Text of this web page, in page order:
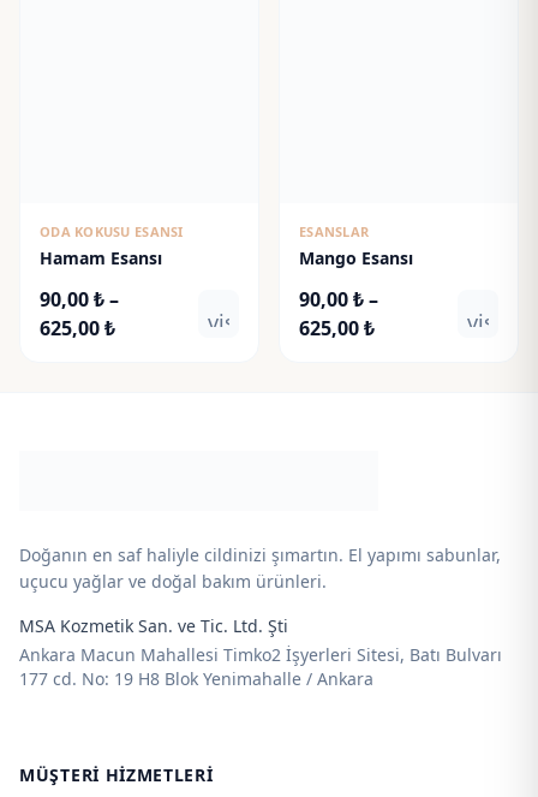
ODA KOKUSU ESANSI
Hamam Esansı
90,00₺–
625,00₺Fiyat
visibility
ESANSLAR
Mango Esansı
90,00₺–
625,00₺Fiyat
Doğanın en saf haliyle cildinizi şımartın. El yapımı sabunlar,
uçucu yağlar ve doğal bakım ürünleri.
MSA Kozmetik San. ve Tic. Ltd. Şti
Ankara Macun Mahallesi Timko2 İşyerleri Sitesi, Batı Bulvarı
177 cd. No: 19 H8 Blok Yenimahalle / Ankara
MÜŞTERI HIZMETLERI